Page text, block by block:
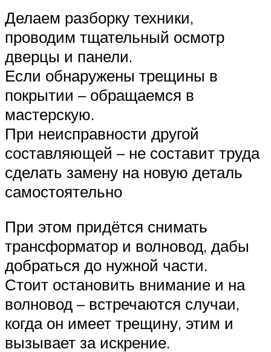
Делаем разборку техники,
проводим тщательный осмотр
дверцы и панели.
Если обнаружены трещины в
покрытии – обращаемся в
мастерскую.
При неисправности другой
составляющей – не составит труда
сделать замену на новую деталь
самостоятельно
При этом придётся снимать
трансформатор и волновод, дабы
добраться до нужной части.
Стоит остановить внимание и на
волновод – встречаются случаи,
когда он имеет трещину, этим и
вызывает за искрение.